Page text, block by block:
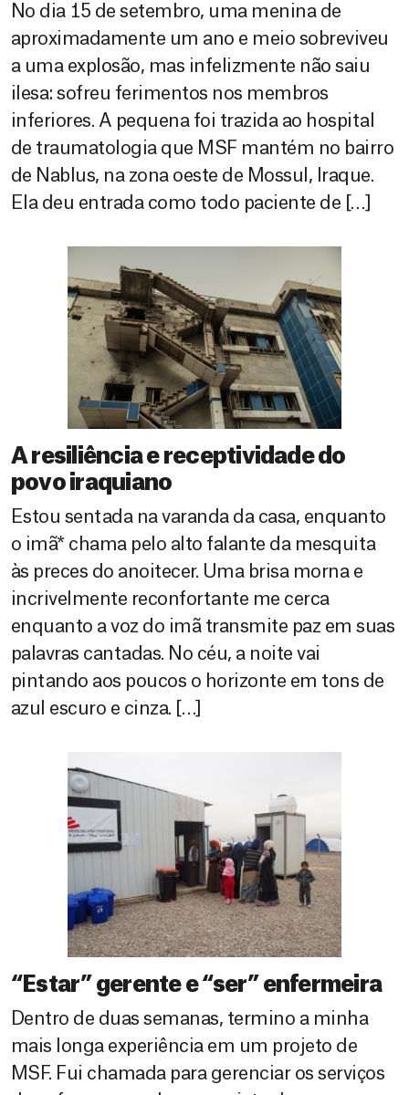
No dia 15 de setembro, uma menina de
aproximadamente um ano e meio sobreviveu
a uma explosão, mas infelizmente não saiu
ilesa: sofreu ferimentos nos membros
inferiores. A pequena foi trazida ao hospital
de traumatologia que MSF mantém no bairro
de Nablus, na zona oeste de Mossul, Iraque.
Ela deu entrada como todo paciente de […]
A resiliência e receptividade do
povo iraquiano
Estou sentada na varanda da casa, enquanto
o imã* chama pelo alto falante da mesquita
às preces do anoitecer. Uma brisa morna e
incrivelmente reconfortante me cerca
enquanto a voz do imã transmite paz em suas
palavras cantadas. No céu, a noite vai
pintando aos poucos o horizonte em tons de
azul escuro e cinza. […]
“Estar” gerente e “ser” enfermeira
Dentro de duas semanas, termino a minha
mais longa experiência em um projeto de
MSF. Fui chamada para gerenciar os serviços